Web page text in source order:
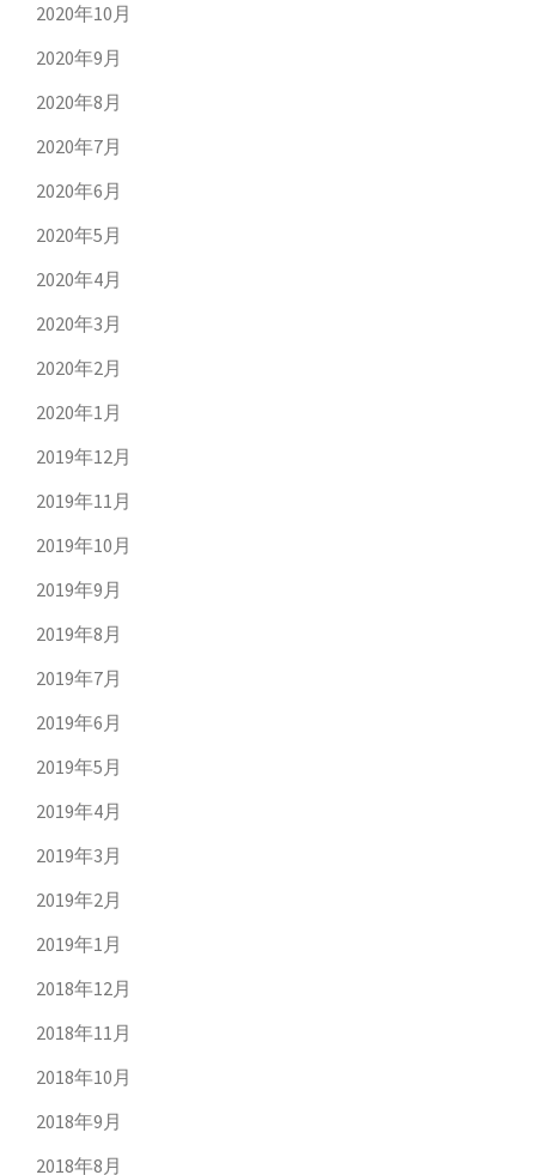
2020年10月
2020年9月
2020年8月
2020年7月
2020年6月
2020年5月
2020年4月
2020年3月
2020年2月
2020年1月
2019年12月
2019年11月
2019年10月
2019年9月
2019年8月
2019年7月
2019年6月
2019年5月
2019年4月
2019年3月
2019年2月
2019年1月
2018年12月
2018年11月
2018年10月
2018年9月
2018年8月